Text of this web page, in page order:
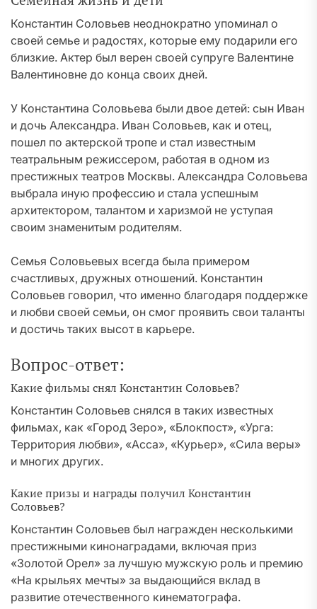
Константин Соловьев неоднократно упоминал о
своей семье и радостях, которые ему подарили его
близкие. Актер был верен своей супруге Валентине
Валентиновне до конца своих дней.
У Константина Соловьева были двое детей: сын Иван
и дочь Александра. Иван Соловьев, как и отец,
пошел по актерской тропе и стал известным
театральным режиссером, работая в одном из
престижных театров Москвы. Александра Соловьева
выбрала иную профессию и стала успешным
архитектором, талантом и харизмой не уступая
своим знаменитым родителям.
Семья Соловьевых всегда была примером
счастливых, дружных отношений. Константин
Соловьев говорил, что именно благодаря поддержке
и любви своей семьи, он смог проявить свои таланты
и достичь таких высот в карьере.
Вопрос-ответ:
Какие фильмы снял Константин Соловьев?
Константин Соловьев снялся в таких известных
фильмах, как «Город Зеро», «Блокпост», «Урга:
Территория любви», «Асса», «Курьер», «Сила веры»
и многих других.
Какие призы и награды получил Константин
Соловьев?
Константин Соловьев был награжден несколькими
престижными кинонаградами, включая приз
«Золотой Орел» за лучшую мужскую роль и премию
«На крыльях мечты» за выдающийся вклад в
развитие отечественного кинематографа.